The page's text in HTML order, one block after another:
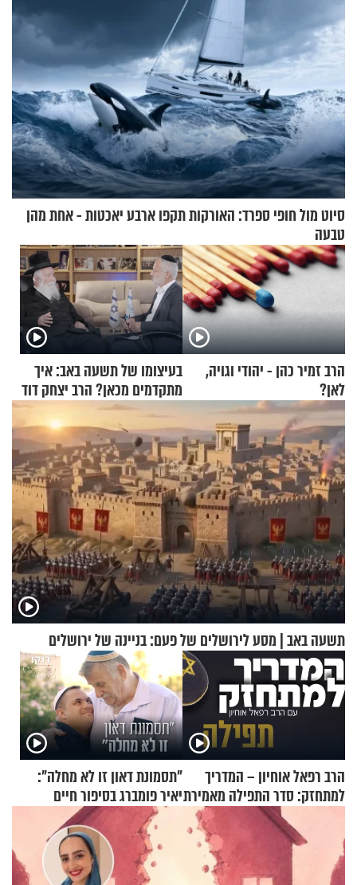
סיוט מול חופי ספרד: האורקות תקפו ארבע יאכטות - אחת מהן
טבעה
הרב זמיר כהן - יהודי וגויה,
לאן?
בעיצומו של תשעה באב: איך
מתקדמים מכאן? הרב יצחק דוד
גרוסמן בשיחה מיוחדת
תשעה באב | מסע לירושלים של פעם: בניינה של ירושלים
הרב רפאל אוחיון – המדריך
למתחזק: סדר התפילה מאמירת
הקורבנות ועד קריאת שמע
"תסמונת דאון זו לא מחלה":
יאיר פומברג בסיפור חיים
מעורר השראה